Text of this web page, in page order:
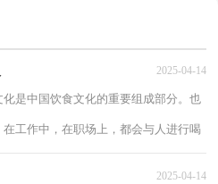
2025-04-14
是中国饮食文化的重要组成部分。也
工作中，在职场上，都会与人进行喝
2025-04-14